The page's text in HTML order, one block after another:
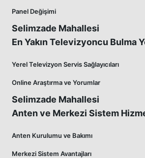
Panel Değişimi
Selimzade Mahallesi
En Yakın Televizyoncu Bulma
Yerel Televizyon Servis Sağlayıcıları
Online Araştırma ve Yorumlar
Selimzade Mahallesi
Anten ve Merkezi Sistem
Anten Kurulumu ve Bakımı
Merkezi Sistem Avantajları